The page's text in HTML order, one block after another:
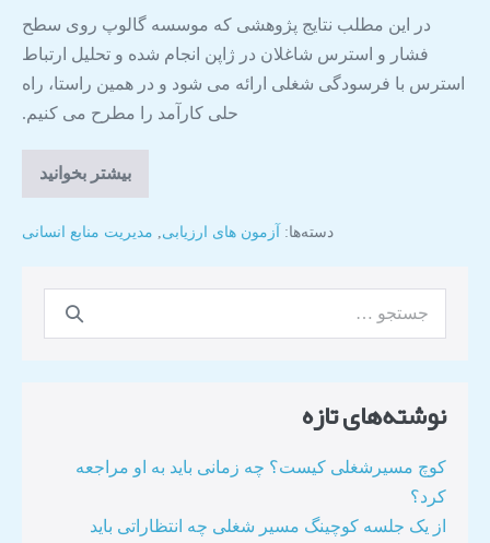
در این مطلب نتایج پژوهشی که موسسه گالوپ روی سطح
فشار و استرس شاغلان در ژاپن انجام شده و تحلیل ارتباط
استرس با فرسودگی شغلی ارائه می شود و در همین راستا، راه
حلی کارآمد را مطرح می کنیم.
بیشتر بخوانید
دسته‌ها: آزمون های ارزیابی , مدیریت منابع انسانی
نوشته‌های تازه
کوچ مسیرشغلی کیست؟ چه زمانی باید به او مراجعه
کرد؟
از یک جلسه کوچینگ مسیر شغلی چه انتظاراتی باید